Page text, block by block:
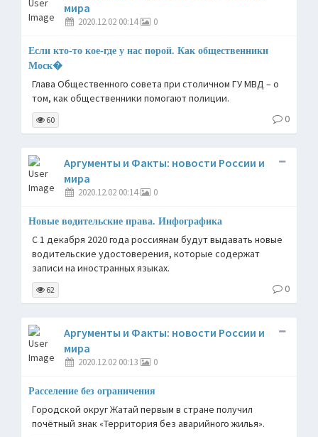
мира
2020.12.02 00:14 0
Если кто-то кое-где у нас порой. Как общественники
Моск�
Глава Общественного совета при столичном ГУ МВД – о
том, как общественники помогают полиции.
60 0
Аргументы и Факты: новости России и
мира
2020.12.02 00:14 0
Новые водительские права. Инфографика
С 1 декабря 2020 года россиянам будут выдавать новые
водительские удостоверения, которые содержат
записи на иностранных языках.
62 0
Аргументы и Факты: новости России и
мира
2020.12.02 00:13 0
Расселение без ограничения
Городской округ Жатай первым в стране получил
почётный знак «Территория без аварийного жилья».